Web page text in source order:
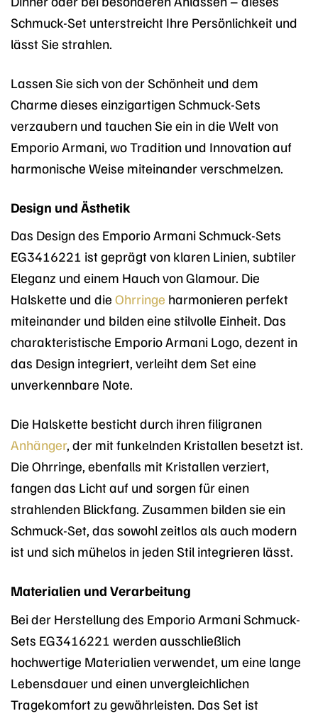
Schmuck-Set unterstreicht Ihre Persönlichkeit und
lässt Sie strahlen.
Lassen Sie sich von der Schönheit und dem
Charme dieses einzigartigen Schmuck-Sets
verzaubern und tauchen Sie ein in die Welt von
Emporio Armani, wo Tradition und Innovation auf
harmonische Weise miteinander verschmelzen.
Design und Ästhetik
Das Design des Emporio Armani Schmuck-Sets
EG3416221 ist geprägt von klaren Linien, subtiler
Eleganz und einem Hauch von Glamour. Die
Halskette und die Ohrringe harmonieren perfekt
miteinander und bilden eine stilvolle Einheit. Das
charakteristische Emporio Armani Logo, dezent in
das Design integriert, verleiht dem Set eine
unverkennbare Note.
Die Halskette besticht durch ihren filigranen
Anhänger, der mit funkelnden Kristallen besetzt ist.
Die Ohrringe, ebenfalls mit Kristallen verziert,
fangen das Licht auf und sorgen für einen
strahlenden Blickfang. Zusammen bilden sie ein
Schmuck-Set, das sowohl zeitlos als auch modern
ist und sich mühelos in jeden Stil integrieren lässt.
Materialien und Verarbeitung
Bei der Herstellung des Emporio Armani Schmuck-
Sets EG3416221 werden ausschließlich
hochwertige Materialien verwendet, um eine lange
Lebensdauer und einen unvergleichlichen
Tragekomfort zu gewährleisten. Das Set ist